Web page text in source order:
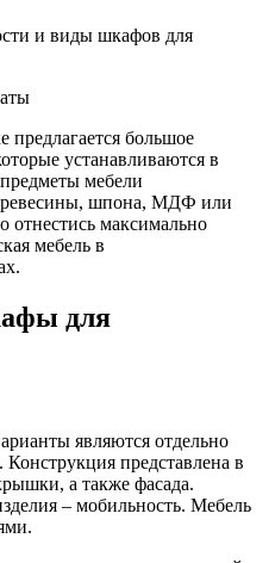
и виды шкафов для
большое
устанавливаются в
мебели
шпона, МДФ или
максимально
мебель в
для
являются отдельно
представлена в
а также фасада.
– мобильность. Мебель